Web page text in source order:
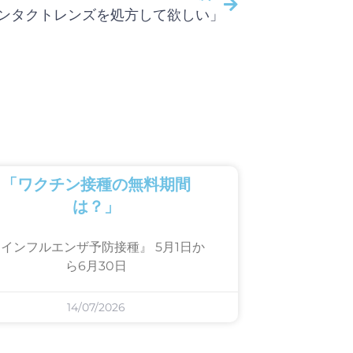
タクトレンズを処方して欲しい」
「ワクチン接種の無料期間
は？」
ンフルエンザ予防接種』 5月1日か
ら6月30日
14/07/2026